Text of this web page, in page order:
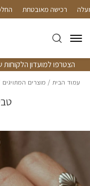
Skip to Contentרכישה מאובטחת
הצטרפו למועדון הלקוחות של טאו וקבלו
עמוד הבית / מוצרים
בחזרה למעלה